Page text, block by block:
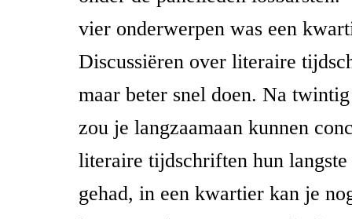
vier onderwerpen was een
Discussiëren over literaire
maar beter snel doen. Na
zou je langzaamaan kunnen
literaire tijdschriften hun
gehad, in een kwartier kan je